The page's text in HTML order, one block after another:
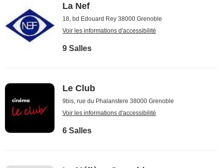
La Nef
18, bd Edouard Rey 38000 Grenoble
Voir les informations d'accessibilité
9 Salles
Le Club
9bis, rue du Phalanstere 38000 Grenoble
Voir les informations d'accessibilité
6 Salles